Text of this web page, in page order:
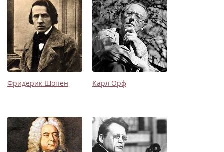
Фридерик Шопен Карл Орф